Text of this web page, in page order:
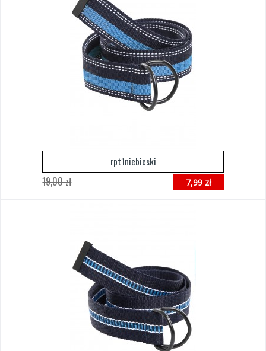
rpt1niebieski
7,99 zł
19,00 zł